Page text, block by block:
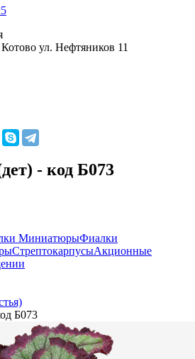
ул. Нефтяников 11
- код Б073
МиниатюрыФиалки
СтрептокарпусыАкционные
Б073